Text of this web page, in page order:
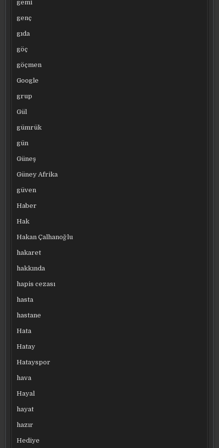
gemi
genç
gıda
göç
göçmen
Google
grup
Gül
gümrük
gün
Güneş
Güney Afrika
güven
Haber
Hak
Hakan Çalhanoğlu
hakaret
hakkında
hapis cezası
hasta
hastane
Hata
Hatay
Hatayspor
hava
Hayal
hayat
hazır
Hediye